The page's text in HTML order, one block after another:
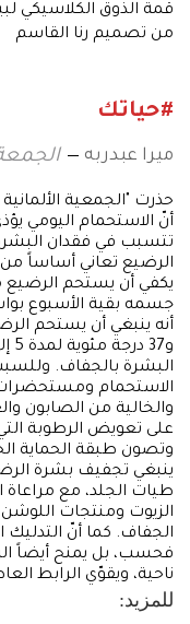
قمة الذوق الكلاسيكي
من تصميم رنا القاسم
#حياتك
ميرا عبدربه الجمعة 5 سبتمبر 2014
حذرت "الجمعية
أنّ الاستحمام اليومي
تتسبب في فقدان
الرضيع تعاني أساساً
يكفي أن يستحم الرضيع
جسمه بقية الأسبوع
البشرة بالجفاف.
الاستحمام
والخالية من الصابون
على تعويض الرطوبة
وتصون طبقة الحماية
ينبغي تجفيف بشرة
طيات الجلد، مع
الزيوت ومنتجات
الجفاف. كما أنّ التدليك
فحسب، بل يمنح أيضاً
ناحية، ويقوّي الرابط
للمزيد: